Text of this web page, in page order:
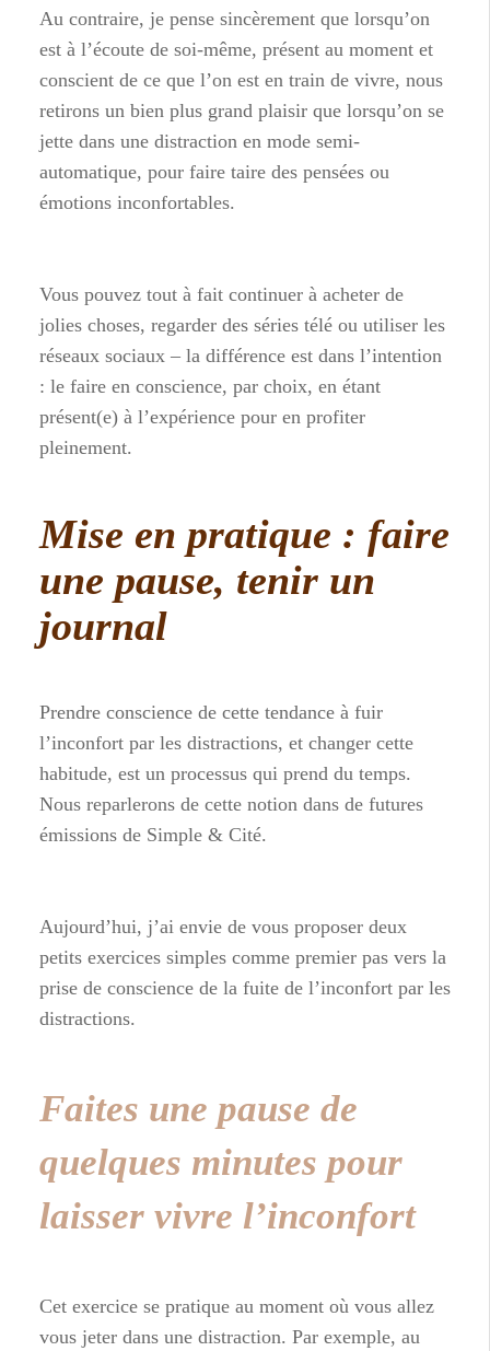
Au contraire, je pense sincèrement que lorsqu’on
est à l’écoute de soi-même, présent au moment et
conscient de ce que l’on est en train de vivre, nous
retirons un bien plus grand plaisir que lorsqu’on se
jette dans une distraction en mode semi-
automatique, pour faire taire des pensées ou
émotions inconfortables.
Vous pouvez tout à fait continuer à acheter de
jolies choses, regarder des séries télé ou utiliser les
réseaux sociaux – la différence est dans l’intention
: le faire en conscience, par choix, en étant
présent(e) à l’expérience pour en profiter
pleinement.
Mise en pratique : faire
une pause, tenir un
journal
Prendre conscience de cette tendance à fuir
l’inconfort par les distractions, et changer cette
habitude, est un processus qui prend du temps.
Nous reparlerons de cette notion dans de futures
émissions de Simple & Cité.
Aujourd’hui, j’ai envie de vous proposer deux
petits exercices simples comme premier pas vers la
prise de conscience de la fuite de l’inconfort par les
distractions.
Faites une pause de
quelques minutes pour
laisser vivre l’inconfort
Cet exercice se pratique au moment où vous allez
vous jeter dans une distraction. Par exemple, au